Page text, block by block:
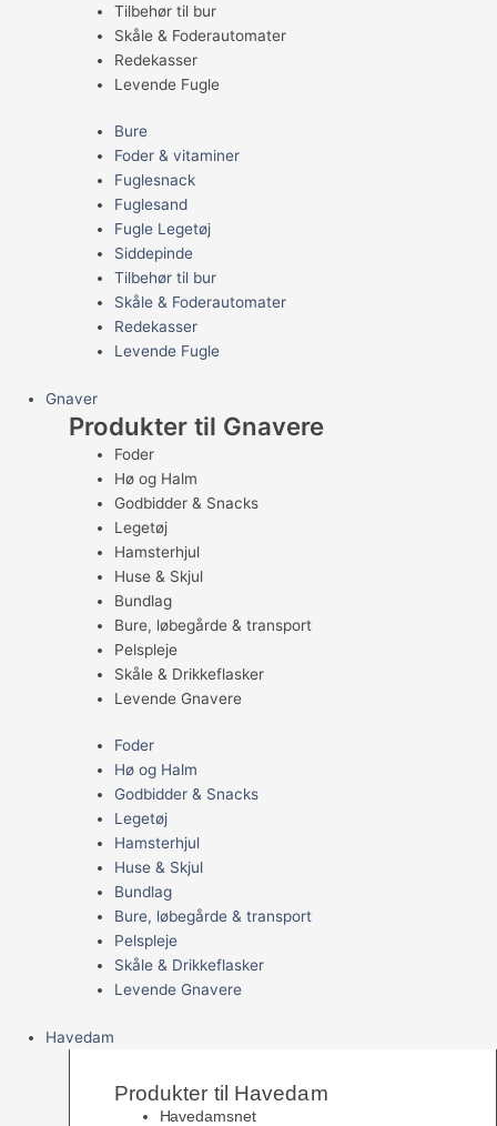
Tilbehør til bur
Skåle & Foderautomater
Redekasser
Levende Fugle
Bure
Foder & vitaminer
Fuglesnack
Fuglesand
Fugle Legetøj
Siddepinde
Tilbehør til bur
Skåle & Foderautomater
Redekasser
Levende Fugle
Gnaver
Produkter til Gnavere
Foder
Hø og Halm
Godbidder & Snacks
Legetøj
Hamsterhjul
Huse & Skjul
Bundlag
Bure, løbegårde & transport
Pelspleje
Skåle & Drikkeflasker
Levende Gnavere
Foder
Hø og Halm
Godbidder & Snacks
Legetøj
Hamsterhjul
Huse & Skjul
Bundlag
Bure, løbegårde & transport
Pelspleje
Skåle & Drikkeflasker
Levende Gnavere
Havedam
Produkter til Havedam
Havedamsnet